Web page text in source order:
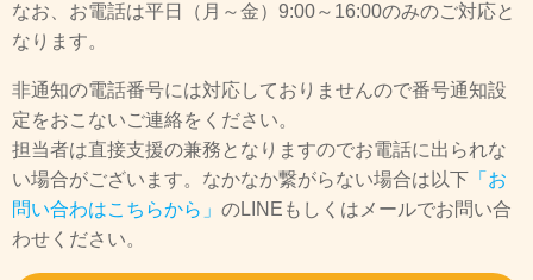
なお、お電話は平日（月～金）9:00～16:00のみのご対応と
なります。
非通知の電話番号には対応しておりませんので番号通知設
定をおこないご連絡をください。
担当者は直接支援の兼務となりますのでお電話に出られな
い場合がございます。なかなか繋がらない場合は以下 「お
問い合わはこちらから」 のLINEもしくはメールでお問い合
わせください。